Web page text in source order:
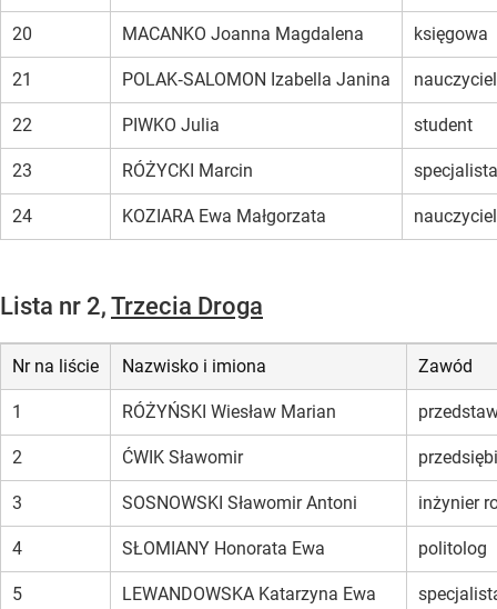
20 MACANKO Joanna Magdalena księgowa
21 POLAK‑SALOMON Izabella Janina nauczyciel
22 PIWKO Julia student
23 RÓŻYCKI Marcin
24 KOZIARA Ewa Małgorzata nauczyciel
Lista nr 2, Trzecia Droga
Nr na liście Nazwisko i imiona Zawód
1 RÓŻYŃSKI Wiesław Marian
2 ĆWIK Sławomir
3 SOSNOWSKI Sławomir Antoni inżynier
4 SŁOMIANY Honorata Ewa politolog
5 LEWANDOWSKA Katarzyna Ewa